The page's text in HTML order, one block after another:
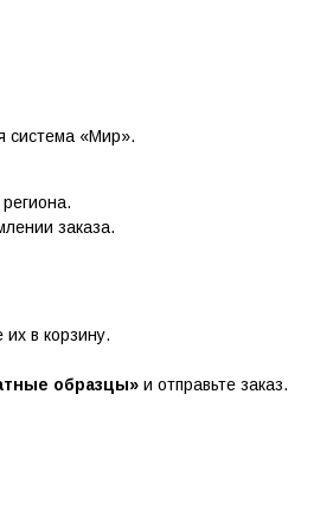
система «Мир».
заказа.
в корзину.
образцы» и отправьте заказ.